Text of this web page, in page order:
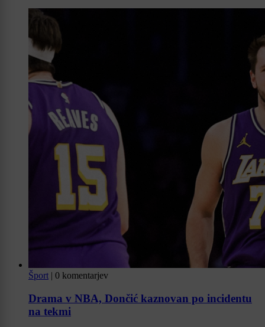
Šport | 0 komentarjev
Drama v NBA, Dončić kaznovan po incidentu
na tekmi